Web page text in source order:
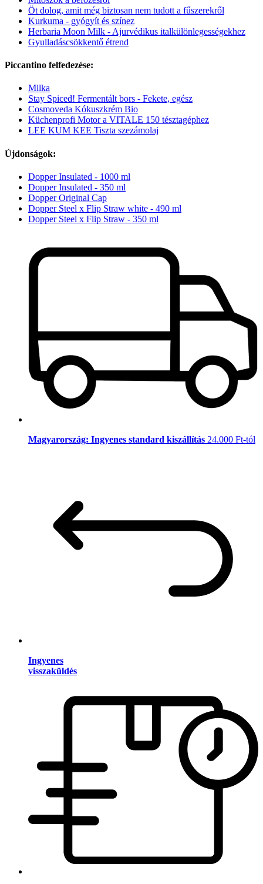
Öt dolog, amit még biztosan nem tudott a fűszerekről
Kurkuma - gyógyít és színez
Herbaria Moon Milk - Ajurvédikus italkülönlegességekhez
Gyulladáscsökkentő étrend
Piccantino felfedezése:
Milka
Stay Spiced! Fermentált bors - Fekete, egész
Cosmoveda Kókuszkrém Bio
Küchenprofi Motor a VITALE 150 tésztagéphez
LEE KUM KEE Tiszta szezámolaj
Újdonságok:
Dopper Insulated - 1000 ml
Dopper Insulated - 350 ml
Dopper Original Cap
Dopper Steel x Flip Straw white - 490 ml
Dopper Steel x Flip Straw - 350 ml
Magyarország: Ingyenes standard kiszállítás 24.000 Ft-tól
Ingyenes
visszaküldés